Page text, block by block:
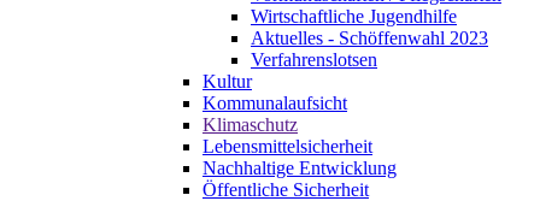
Wirtschaftliche Jugendhilfe
Aktuelles - Schöffenwahl 2023
Verfahrenslotsen
Kultur
Kommunalaufsicht
Klimaschutz
Lebensmittelsicherheit
Nachhaltige Entwicklung
Öffentliche Sicherheit